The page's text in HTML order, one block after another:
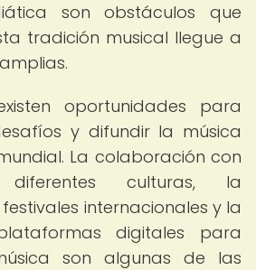
son obstáculos que
tradición musical llegue a
oportunidades para
y difundir la música
La colaboración con
culturas, la
internacionales y la
digitales para
son algunas de las